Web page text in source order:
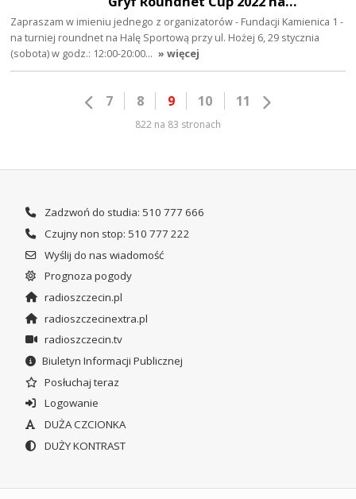
Zapraszam w imieniu jednego z organizatorów - Fundacji Kamienica 1 -
na turniej roundnet na Halę Sportową przy ul. Hożej 6, 29 stycznia
(sobota) w godz.: 12:00-20:00… » więcej
7 8 9 10 11
822 na 83 stronach
Zadzwoń do studia: 510 777 666
Czujny non stop: 510 777 222
Wyślij do nas wiadomość
Prognoza pogody
radioszczecin.pl
radioszczecinextra.pl
radioszczecin.tv
Biuletyn Informacji Publicznej
Posłuchaj teraz
Logowanie
DUŻA CZCIONKA
DUŻY KONTRAST